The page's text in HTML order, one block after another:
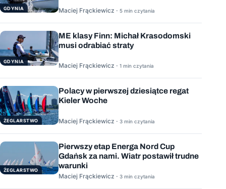
GDYNIA Maciej Frąckiewicz · 5 min czytania
GDYNIA
ME klasy Finn: Michał Krasodomski
musi odrabiać straty
Maciej Frąckiewicz · 1 min czytania
ŻEGLARSTWO
Polacy w pierwszej dziesiątce regat
Kieler Woche
Maciej Frąckiewicz · 3 min czytania
ŻEGLARSTWO
Pierwszy etap Energa Nord Cup
Gdańsk za nami. Wiatr postawił trudne
warunki
Maciej Frąckiewicz · 3 min czytania